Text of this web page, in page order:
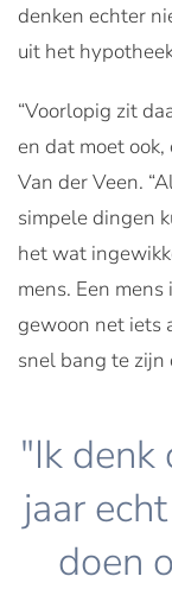
denken echter
uit het
“Voorlopig zit
en dat moet
Van der Veen.
simpele dingen
het wat
mens. Een
gewoon net iets
snel bang te zijn
"Ik denk
jaar
doen